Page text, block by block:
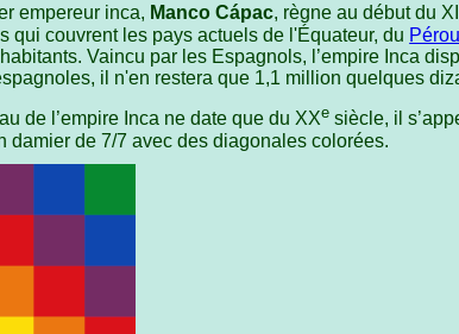
empereur inca, Manco Cápac, règne au début du XIII
qui couvrent les pays actuels de l'Équateur, du Pérou
Vaincu par les Espagnols, l’empire Inca
il n'en restera que 1,1 million quelques
de l’empire Inca ne date que du XXesiècle, il
damier de 7/7 avec des diagonales colorées.